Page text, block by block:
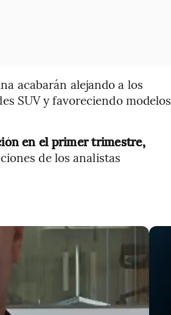
acabarán alejando a los
SUV y favoreciendo modelos
en el primer trimestre,
de los analistas